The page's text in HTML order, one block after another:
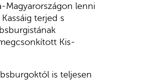
Magyarországon lenni
terjed s
Kis-
is teljesen